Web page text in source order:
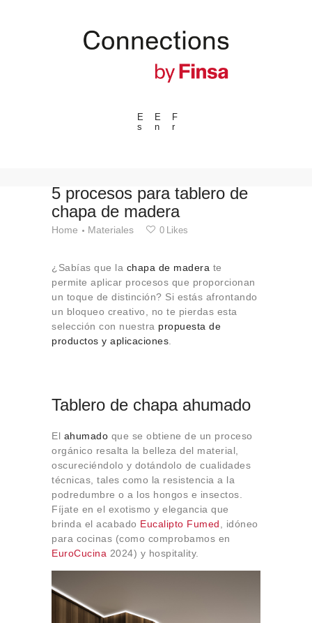
E
s
E
n
F
r
---ENLACES---
Eventos
Espacios
Materiales
Conexión con
Colaboraciones
Sobre Connections
by Finsa
5 procesos para tablero de
chapa de madera
Home Materiales 0 Likes
¿Sabías que la chapa de madera te
permite aplicar procesos que proporcionan
un toque de distinción? Si estás afrontando
un bloqueo creativo, no te pierdas esta
selección con nuestra propuesta de
productos y aplicaciones
Tablero de chapa ahumado
El ahumado que se obtiene de un proceso
orgánico resalta la belleza del material,
oscureciéndolo y dotándolo de cualidades
técnicas, tales como la resistencia a la
podredumbre o a los hongos e insectos.
Fíjate en el exotismo y elegancia que
brinda el acabado Eucalipto Fumed , idóneo
para cocinas (como comprobamos en
EuroCucina 2024) y hospitality.